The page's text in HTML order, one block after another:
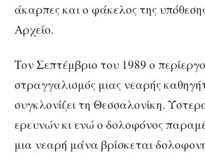
άκαρπες και ο φάκελος της
Αρχείο.
Τον Σεπτέμβριο του 1989 ο
στραγγαλισμός μιας νεαρής
συγκλονίζει τη Θεσσαλονίκη.
ερευνών κι ενώ ο δολοφόνος
μια νεαρή μάνα βρίσκεται